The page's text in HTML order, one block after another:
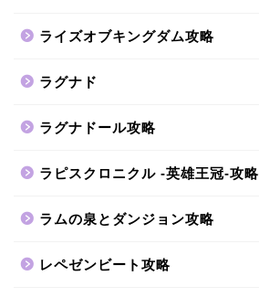
ライズオブキングダム攻略
ラグナド
ラグナドール攻略
ラピスクロニクル -英雄王冠-攻略
ラムの泉とダンジョン攻略
レペゼンビート攻略